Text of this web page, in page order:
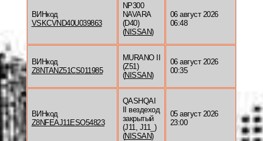
ВИНкод
VSKCVND40U039863
NP300
NAVARA
(D40)
(NISSAN)
06 август 2026
06:48
ВИНкод
Z8NTANZ51CS011985
MURANO II
(Z51)
(NISSAN)
06 август 2026
00:35
ВИНкод
Z8NFEAJ11ESO54823
QASHQAI
II вездеход
закрытый
(J11, J11_)
(NISSAN)
05 август 2026
23:00